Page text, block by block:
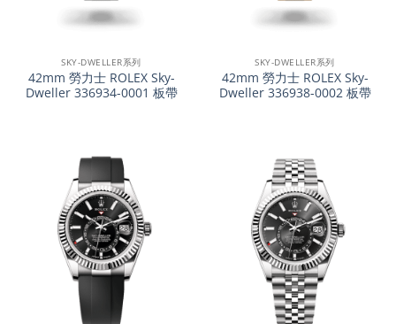
SKY-DWELLER系列
42mm 勞力士 ROLEX Sky-
Dweller 336934-0001 板帶
SKY-DWELLER系列
42mm 勞力士 ROLEX Sky-
Dweller 336938-0002 板帶